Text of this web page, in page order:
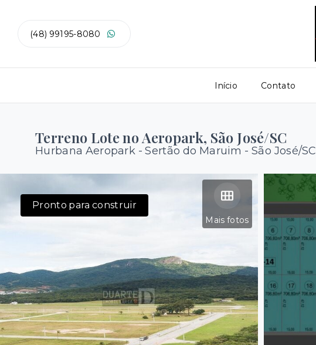
(48) 99195-8080
Início Contato
Terreno Lote no Aeropark, São José/SC
Hurbana Aeropark -Sertão do Maruim - São José/SC
Mais fotos
Pronto para construir